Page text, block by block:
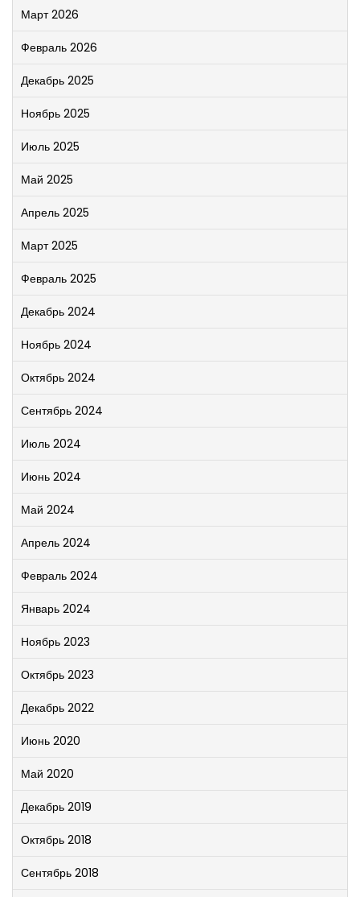
Март 2026
Февраль 2026
Декабрь 2025
Ноябрь 2025
Июль 2025
Май 2025
Апрель 2025
Март 2025
Февраль 2025
Декабрь 2024
Ноябрь 2024
Октябрь 2024
Сентябрь 2024
Июль 2024
Июнь 2024
Май 2024
Апрель 2024
Февраль 2024
Январь 2024
Ноябрь 2023
Октябрь 2023
Декабрь 2022
Июнь 2020
Май 2020
Декабрь 2019
Октябрь 2018
Сентябрь 2018